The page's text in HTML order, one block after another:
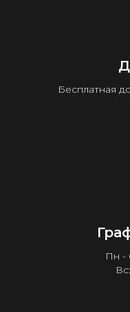
Бесплатная
Пн -